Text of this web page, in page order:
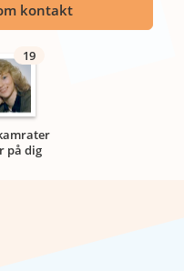
kontakt
19
på dig